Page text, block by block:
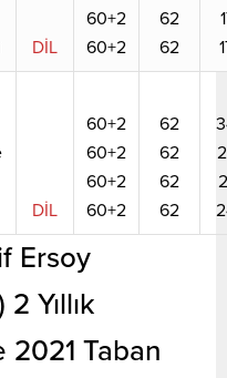
DİL
60+2
60+2
62
62
DİL
60+2
60+2
60+2
60+2
62
62
62
62
Ersoy
Yıllık
Taban